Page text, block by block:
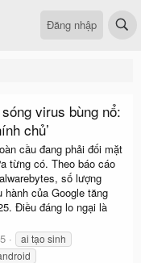
Đăng nhập
virus bùng nổ:
chủ’
cầu đang phải đối mặt
từng có. Theo báo cáo
số lượng
hành của Google tăng
Điều đáng lo ngại là
ai tạo sinh